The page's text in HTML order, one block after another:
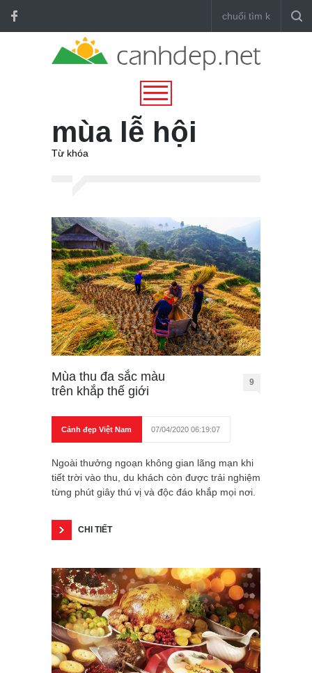
mùa lễ hội
Từ khóa
Mùa thu đa sắc màu
trên khắp thế giới
9
Cảnh đẹp Việt Nam 07/04/2020 06:19:07
Ngoài thưởng ngoạn không gian lãng mạn khi
tiết trời vào thu, du khách còn được trải nghiệm
từng phút giây thú vị và độc đáo khắp mọi nơi.
CHI TIẾT